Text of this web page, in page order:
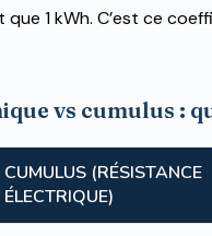
1 kWh. C’est ce
vs cumulus :
CUMULUS (RÉSISTANCE
ÉLECTRIQUE)